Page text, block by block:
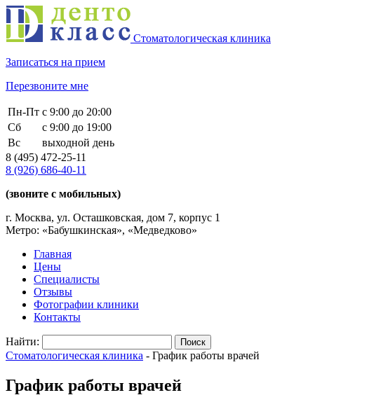
Стоматологическая клиника
Записаться на прием
Перезвоните мне
Пн-Пт с 9:00 до 20:00
Сб
с 9:00 до 19:00
Вс
выходной день
8 (495) 472-25-11
8 (926) 686-40-11
(звоните с мобильных)
г. Москва, ул. Осташковская, дом 7, корпус 1
Метро: «Бабушкинская», «Медведково»
Главная
Цены
Специалисты
Отзывы
Фотографии клиники
Контакты
Найти:
Стоматологическая клиника - График работы врачей
График работы врачей